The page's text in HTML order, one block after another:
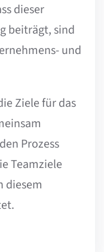
dieser
beiträgt, sind
und
Ziele für das
Prozess
Teamziele
diesem